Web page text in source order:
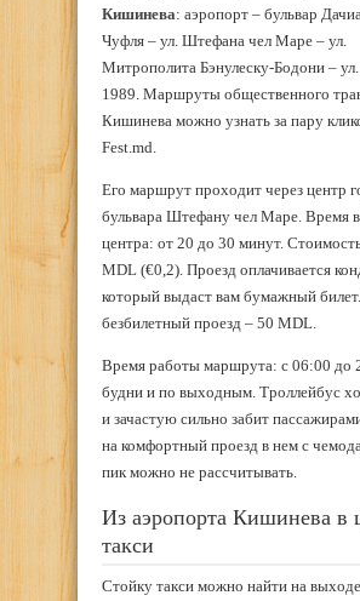
Кишинева: аэропорт – бульвар
Чуфля – ул. Штефана чел Маре – ул.
Митрополита Бэнулеску-Бодони – ул.
1989. Маршруты общественного
Кишинева можно узнать за пару
Fest.md.
Его маршрут проходит через центр
бульвара Штефану чел Маре. Время
центра: от 20 до 30 минут.
MDL (€0,2). Проезд оплачивается
который выдаст вам бумажный
безбилетный проезд – 50 MDL.
Время работы маршрута: с 06:00 до
будни и по выходным. Троллейбус
и зачастую сильно забит
на комфортный проезд в нем с
пик можно не рассчитывать.
Из аэропорта Кишинева в
такси
Стойку такси можно найти на